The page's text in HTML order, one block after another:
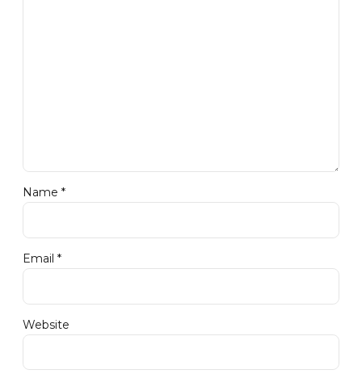
Name *
Email *
Website